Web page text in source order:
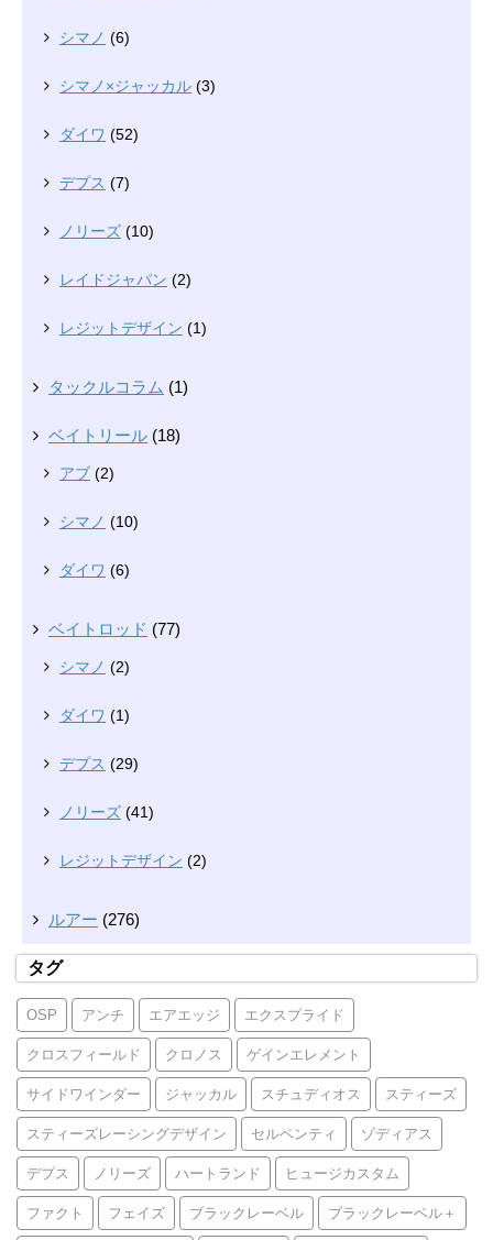
シマノ (6)
シマノ×ジャッカル (3)
ダイワ (52)
デプス (7)
ノリーズ (10)
レイドジャパン (2)
レジットデザイン (1)
タックルコラム (1)
ベイトリール (18)
アブ (2)
シマノ (10)
ダイワ (6)
ベイトロッド (77)
シマノ (2)
ダイワ (1)
デプス (29)
ノリーズ (41)
レジットデザイン (2)
ルアー (276)
タグ
OSP アンチ エアエッジ エクスプライド
クロスフィールド クロノス ゲインエレメント
サイドワインダー ジャッカル スチュディオス スティーズ
スティーズレーシングデザイン セルペンティ ゾディアス
デプス ノリーズ ハートランド ヒュージカスタム
ファクト フェイズ ブラックレーベル ブラックレーベル＋